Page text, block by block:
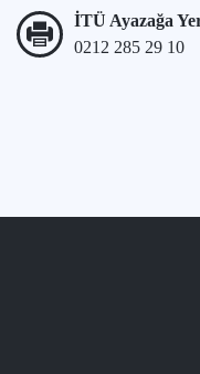
İTÜ Ayazağa
0212 285 29 10